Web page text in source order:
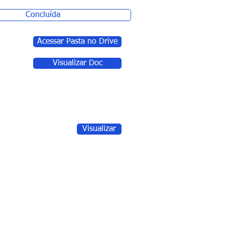
Concluída
Acessar Pasta no Drive
Visualizar Doc
Visualizar